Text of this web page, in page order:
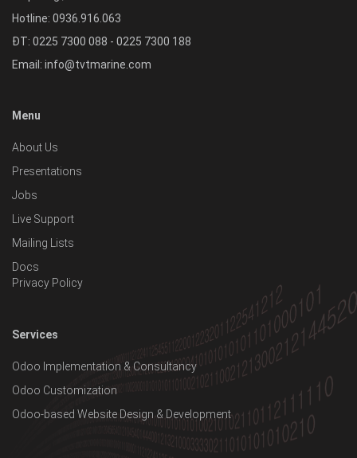
Hotline: 0936.916.063
ĐT: 0225 7300 088 - 0225 7300 188
Email: info@tvtmarine.com
Menu
About Us
Presentations
Jobs
Live Support
Mailing Lists
Docs
Privacy Policy
Services
Odoo Implementation & Consultancy
Odoo Customization
Odoo-based Website Design & Development